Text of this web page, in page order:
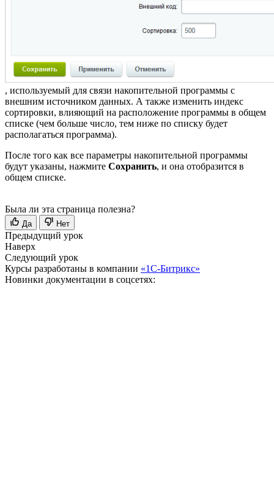
, используемый для связи накопительной программы с
внешним источником данных. А также изменить индекс
сортировки, влияющий на расположение программы в общем
списке (чем больше число, тем ниже по списку будет
располагаться программа).
После того как все параметры накопительной программы
будут указаны, нажмите Сохранить, и она отобразится в
общем списке.
Была ли эта страница полезна?
Да Нет
Предыдущий урок
Наверх
Следующий урок
Курсы разработаны в компании «1С-Битрикс»
Новинки документации в соцсетях: